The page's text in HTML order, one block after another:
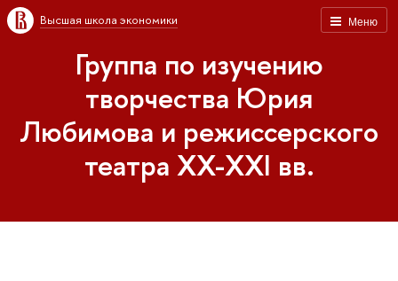
Меню
Высшая школа экономики
Группа по изучению
творчества Юрия
Любимова и режиссерского
театра XX-XXI вв.